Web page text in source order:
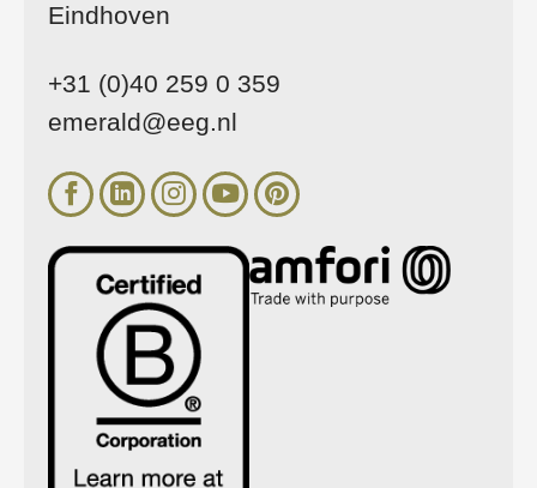
Eindhoven
+31 (0)40 259 0 359
emerald@eeg.nl